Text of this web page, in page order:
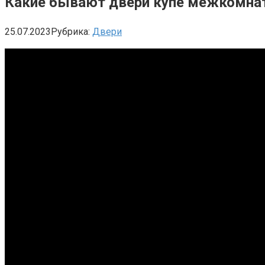
25.07.2023Рубрика: Двери